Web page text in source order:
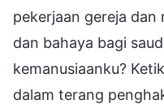
pekerjaan gereja dan
dan bahaya bagi
kemanusiaanku?
dalam terang